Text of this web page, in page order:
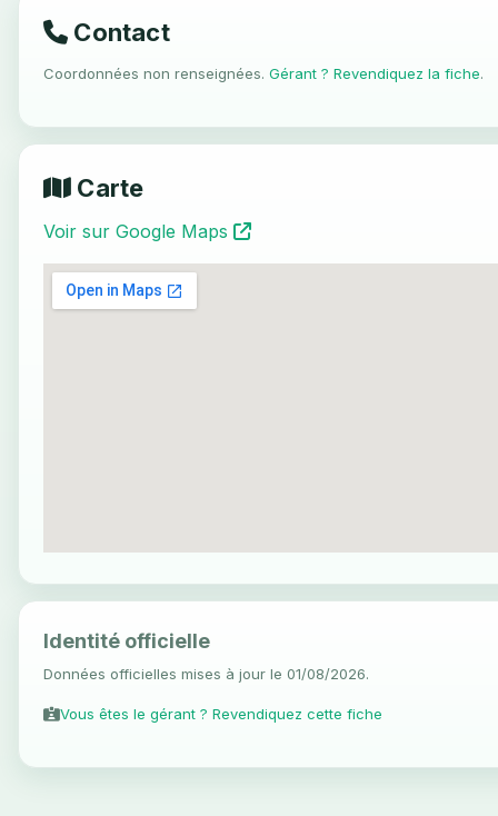
Contact
Coordonnées non renseignées. Gérant ? Revendiquez la fiche.
Carte
Voir sur Google Maps
Identité officielle
Données officielles mises à jour le 01/08/2026.
Vous êtes le gérant ? Revendiquez cette fiche